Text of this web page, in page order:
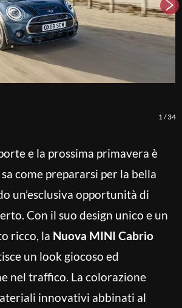
1 /34
e la prossima primavera è
come prepararsi per la bella
un’esclusiva opportunità di
Con il suo design unico e un
ricco, la Nuova MINI Cabrio
un look giocoso ed
nel traffico. La colorazione
innovativi abbinati al